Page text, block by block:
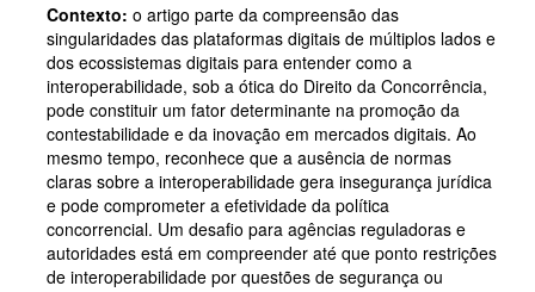
Contexto: o artigo parte da compreensão das
singularidades das plataformas digitais de múltiplos lados e
dos ecossistemas digitais para entender como a
interoperabilidade, sob a ótica do Direito da Concorrência,
pode constituir um fator determinante na promoção da
contestabilidade e da inovação em mercados digitais. Ao
mesmo tempo, reconhece que a ausência de normas
claras sobre a interoperabilidade gera insegurança jurídica
e pode comprometer a efetividade da política
concorrencial. Um desafio para agências reguladoras e
autoridades está em compreender até que ponto restrições
de interoperabilidade por questões de segurança ou